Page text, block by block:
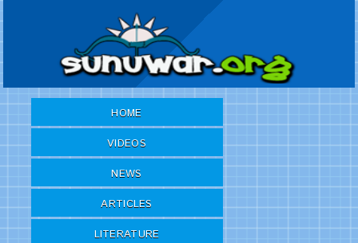
HOME
VIDEOS
NEWS
ARTICLES
LITERATURE